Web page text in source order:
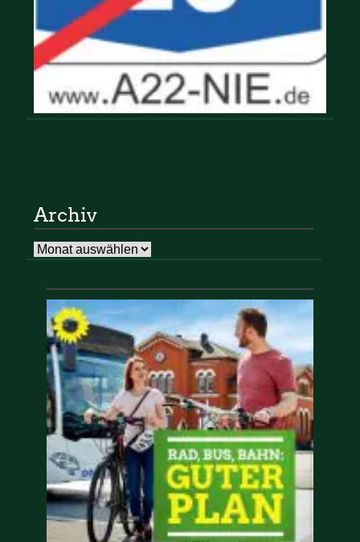
Archiv
Archiv